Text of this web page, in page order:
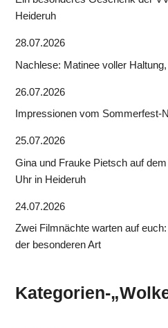
Heideruh
28.07.2026
Nachlese: Matinee voller
26.07.2026
Impressionen vom Sommerfest-
25.07.2026
Gina und Frauke Pietsch auf
Uhr in Heideruh
24.07.2026
Zwei Filmnächte warten auf
der besonderen Art
Kategorien-